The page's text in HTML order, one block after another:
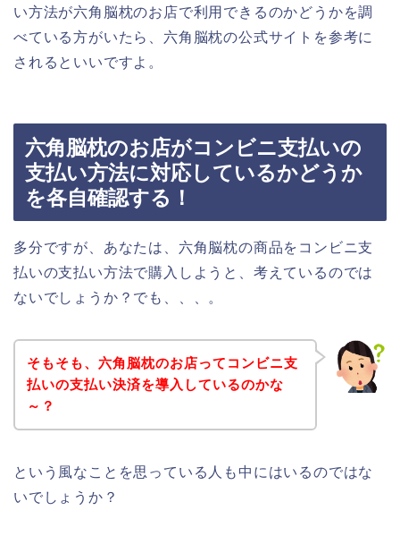
い方法が六角脳枕のお店で利用できるのかどうかを調
べている方がいたら、六角脳枕の公式サイトを参考に
されるといいですよ。
六角脳枕のお店がコンビニ支払いの
支払い方法に対応しているかどうか
を各自確認する！
多分ですが、あなたは、六角脳枕の商品をコンビニ支
払いの支払い方法で購入しようと、考えているのでは
ないでしょうか？でも、、、。
そもそも、六角脳枕のお店ってコンビニ支
払いの支払い決済を導入しているのかな
～？
という風なことを思っている人も中にはいるのではな
いでしょうか？